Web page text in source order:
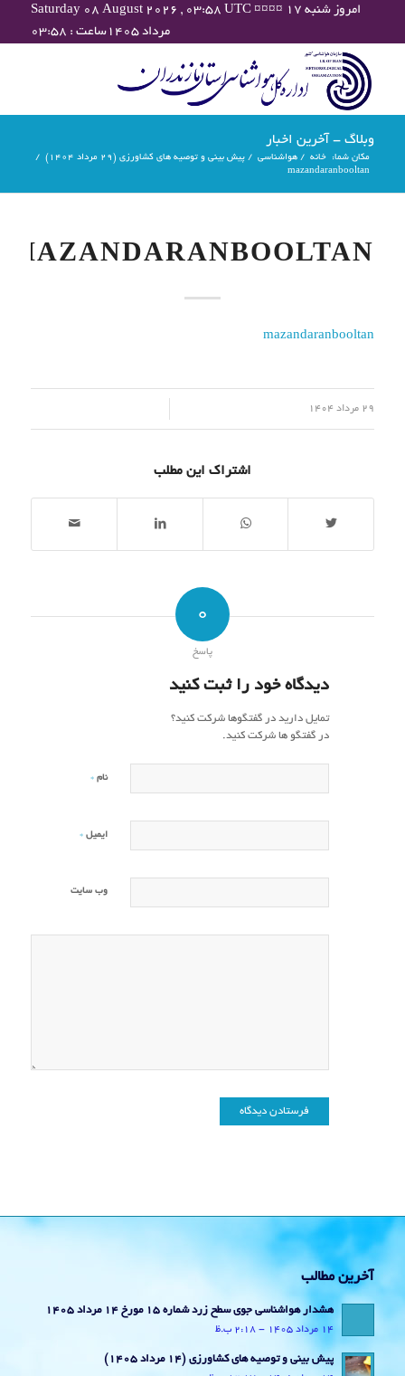
Saturday 08 August 2026 , 03:58 UTC ¤¤¤¤ امروز شنبه ۱۷
مرداد ۱۴۰۵ساعت : ۰۳:۵۸
وبلاگ - آخرین اخبار
مکان شما: خانه / هواشناسی / پیش بینی و توصیه های کشاورزی (29 مرداد ۱۴۰۴)
/
mazandaranbooltan
MAZANDARANBOOLTAN
mazandaranbooltan
29 مرداد 1404
اشتراک این مطلب
0
پاسخ
دیدگاه خود را ثبت کنید
تمایل دارید در گفتگوها شرکت کنید؟
در گفتگو ها شرکت کنید.
نام *
ایمیل *
وب‌ سایت
آخرین مطالب
هشدار هواشناسی جوی سطح زرد شماره 15 مورخ 14 مرداد 1405
14 مرداد 1405 - 2:18 ب.ظ
پیش بینی و توصیه های کشاورزی (14 مرداد ۱۴۰۵)